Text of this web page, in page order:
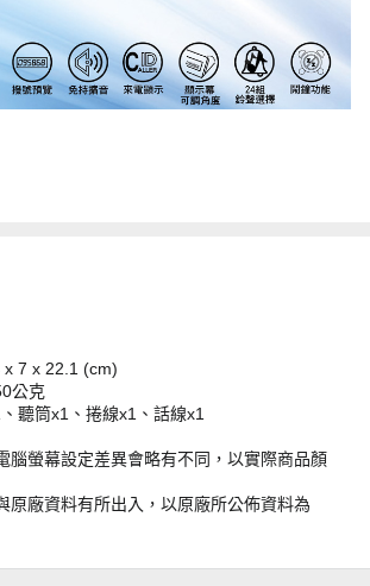
x 7 x 22.1 (cm)
公克
聽筒x1、捲線x1、話線x1
腦螢幕設定差異會略有不同，以實際商品顏
原廠資料有所出入，以原廠所公佈資料為